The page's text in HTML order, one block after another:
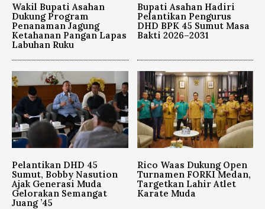
Wakil Bupati Asahan
Dukung Program
Penanaman Jagung
Ketahanan Pangan Lapas
Labuhan Ruku
Bupati Asahan Hadiri
Pelantikan Pengurus
DHD BPK 45 Sumut Masa
Bakti 2026–2031
Pelantikan DHD 45
Sumut, Bobby Nasution
Ajak Generasi Muda
Gelorakan Semangat
Juang ’45
Rico Waas Dukung Open
Turnamen FORKI Medan,
Targetkan Lahir Atlet
Karate Muda